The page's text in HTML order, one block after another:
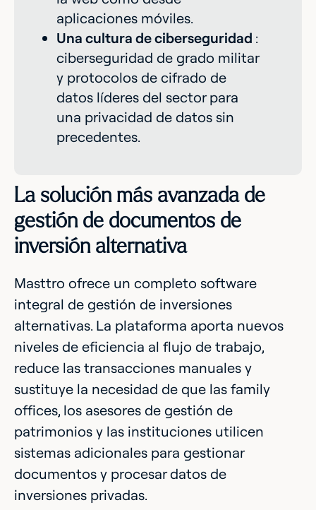
aplicaciones móviles.
Una cultura de ciberseguridad :
ciberseguridad de grado militar
y protocolos de cifrado de
datos líderes del sector para
una privacidad de datos sin
precedentes.
La solución más avanzada de
gestión de documentos de
inversión alternativa
Masttro ofrece un completo software
integral de gestión de inversiones
alternativas. La plataforma aporta nuevos
niveles de eficiencia al flujo de trabajo,
reduce las transacciones manuales y
sustituye la necesidad de que las family
offices, los asesores de gestión de
patrimonios y las instituciones utilicen
sistemas adicionales para gestionar
documentos y procesar datos de
inversiones privadas.